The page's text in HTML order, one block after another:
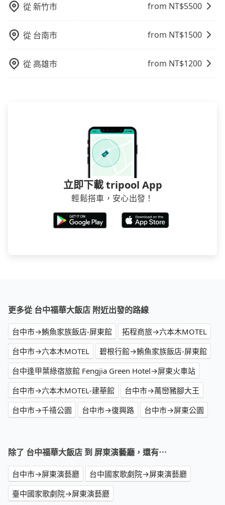
從新竹市 from NT$5500
從 台南市 from NT$1500
從 高雄市 from NT$1200
立即下載 tripool App
輕鬆搭車，安心出發！
更多從 台中福華大飯店 附近出發的路線
台中市→鮪魚家族飯店-屏東館
拓程商旅→六本木MOTEL
台中市→六本木MOTEL
碧根行館→鮪魚家族飯店-屏東館
台中逢甲葉綠宿旅館 Fengjia Green Hotel→屏東火車站
台中市→六本木MOTEL-建華館
台中市→萬巒豬腳大王
台中市→千禧公園
台中市→復興路 台中市→屏東公園
除了 台中福華大飯店 到 屏東演藝廳，還有⋯
台中市→屏東演藝廳
台中國家歌劇院→屏東演藝廳
臺中國家歌劇院→屏東演藝廳